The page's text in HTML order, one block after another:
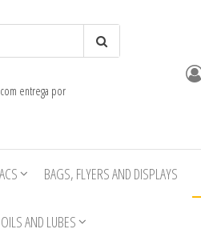
entrega por
BAGS, FLYERS AND DISPLAYS
OILS AND LUBES